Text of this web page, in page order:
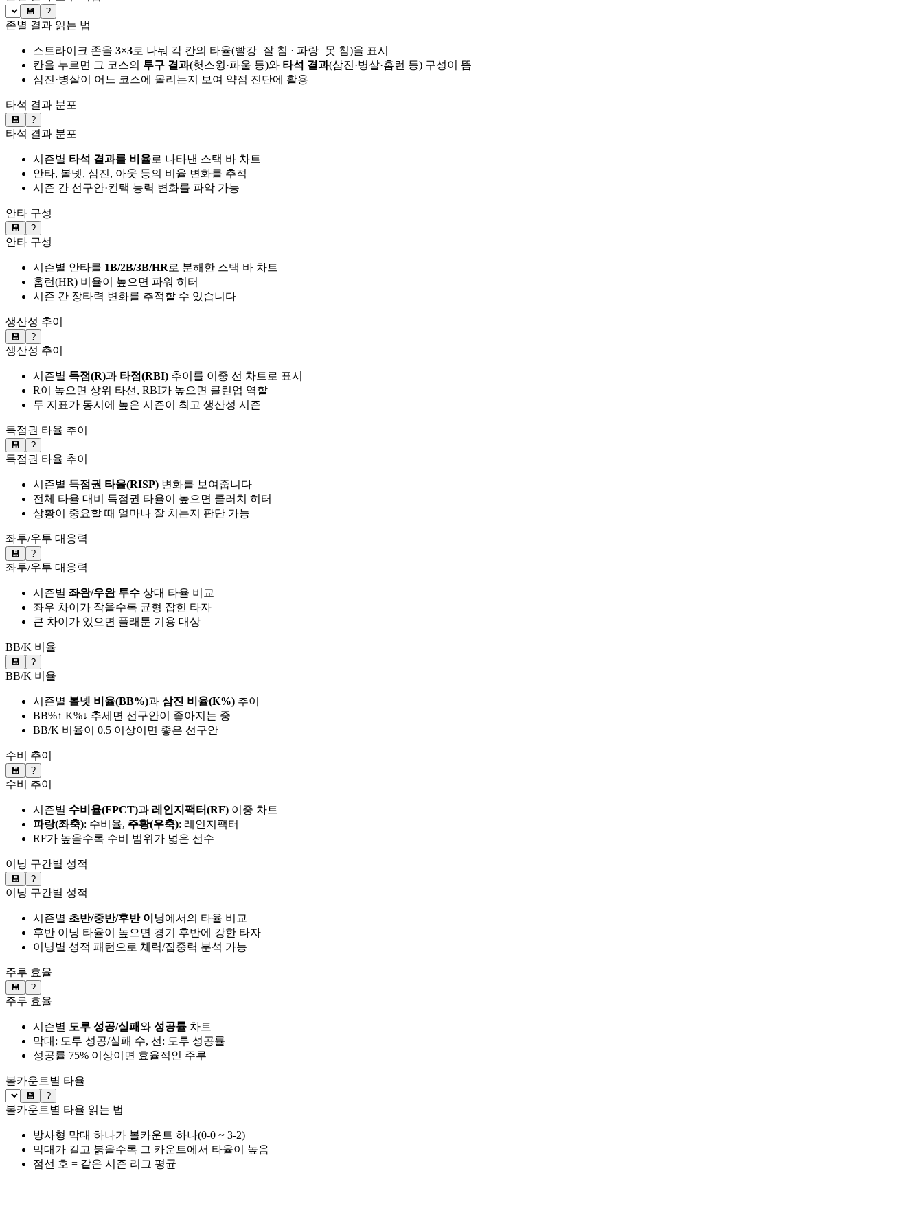
💾 ?
존별 결과 읽는 법
스트라이크 존을 3×3로 나눠 각 칸의 타율(빨강=잘 침 · 파랑=못 침)을 표시
칸을 누르면 그 코스의 투구 결과(헛스윙·파울 등)와 타석 결과(삼진·병살·홈런 등) 구성이 뜸
삼진·병살이 어느 코스에 몰리는지 보여 약점 진단에 활용
타석 결과 분포
💾 ?
타석 결과 분포
시즌별 타석 결과를 비율로 나타낸 스택 바 차트
안타, 볼넷, 삼진, 아웃 등의 비율 변화를 추적
시즌 간 선구안·컨택 능력 변화를 파악 가능
안타 구성
💾 ?
안타 구성
시즌별 안타를 1B/2B/3B/HR로 분해한 스택 바 차트
홈런(HR) 비율이 높으면 파워 히터
시즌 간 장타력 변화를 추적할 수 있습니다
생산성 추이
💾 ?
생산성 추이
시즌별 득점(R)과 타점(RBI) 추이를 이중 선 차트로 표시
R이 높으면 상위 타선, RBI가 높으면 클린업 역할
두 지표가 동시에 높은 시즌이 최고 생산성 시즌
득점권 타율 추이
💾 ?
득점권 타율 추이
시즌별 득점권 타율(RISP) 변화를 보여줍니다
전체 타율 대비 득점권 타율이 높으면 클러치 히터
상황이 중요할 때 얼마나 잘 치는지 판단 가능
좌투/우투 대응력
💾 ?
좌투/우투 대응력
시즌별 좌완/우완 투수 상대 타율 비교
좌우 차이가 작을수록 균형 잡힌 타자
큰 차이가 있으면 플래툰 기용 대상
BB/K 비율
💾 ?
BB/K 비율
시즌별 볼넷 비율(BB%)과 삼진 비율(K%) 추이
BB%↑ K%↓ 추세면 선구안이 좋아지는 중
BB/K 비율이 0.5 이상이면 좋은 선구안
수비 추이
💾 ?
수비 추이
시즌별 수비율(FPCT)과 레인지팩터(RF) 이중 차트
파랑(좌축): 수비율, 주황(우축): 레인지팩터
RF가 높을수록 수비 범위가 넓은 선수
이닝 구간별 성적
💾 ?
이닝 구간별 성적
시즌별 초반/중반/후반 이닝에서의 타율 비교
후반 이닝 타율이 높으면 경기 후반에 강한 타자
이닝별 성적 패턴으로 체력/집중력 분석 가능
주루 효율
💾 ?
주루 효율
시즌별 도루 성공/실패와 성공률 차트
막대: 도루 성공/실패 수, 선: 도루 성공률
성공률 75% 이상이면 효율적인 주루
볼카운트별 타율
💾 ?
볼카운트별 타율 읽는 법
방사형 막대 하나가 볼카운트 하나(0-0 ~ 3-2)
막대가 길고 붉을수록 그 카운트에서 타율이 높음
점선 호 = 같은 시즌 리그 평균